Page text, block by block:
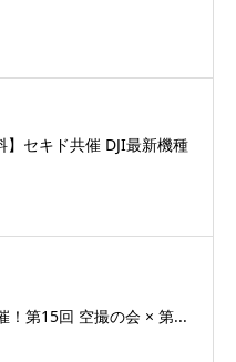
】セキド共催 DJI最新機種
！第15回 空撮の会 × 第...